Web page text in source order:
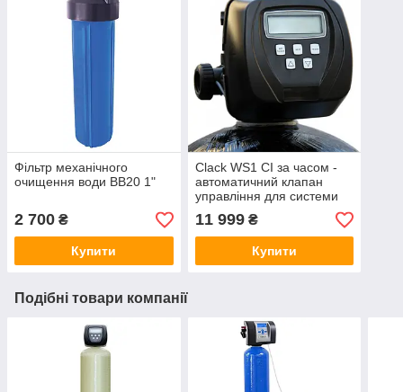
Фільтр механічного
очищення води BB20 1"
2 700 ₴
Купити
Clack WS1 CI за часом -
автоматичний клапан
управління для системи
пом'якшення та
комплексного очищення
води
11 999₴
Купити
Подібні товари компанії